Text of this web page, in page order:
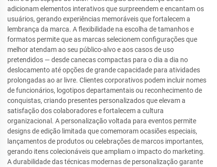
adicionam elementos interativos que surpreendem e encantam os
usuários, gerando experiências memoráveis que fortalecem a
lembrança da marca. A flexibilidade na escolha de tamanhos e
formatos permite que as marcas selecionem configurações que
melhor atendam ao seu público-alvo e aos casos de uso
pretendidos — desde canecas compactas para o dia a dia no
deslocamento até opções de grande capacidade para atividades
prolongadas ao ar livre. Clientes corporativos podem incluir nomes
de funcionários, logotipos departamentais ou reconhecimento de
conquistas, criando presentes personalizados que elevam a
satisfação dos colaboradores e fortalecem a cultura
organizacional. A personalização voltada para eventos permite
designs de edição limitada que comemoram ocasiões especiais,
lançamentos de produtos ou celebrações de marcos importantes,
gerando itens colecionáveis que ampliam o impacto do marketing.
A durabilidade das técnicas modernas de personalização garante